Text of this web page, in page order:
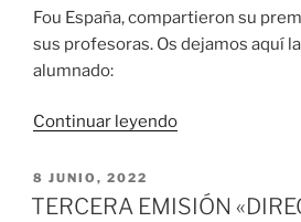
Fou España, compartieron su
sus profesoras. Os dejamos aquí
alumnado:
Continuar leyendo«EL
PUY
PUBLICADO
EL
8 JUNIO, 2022
TERCERA EMISIÓN